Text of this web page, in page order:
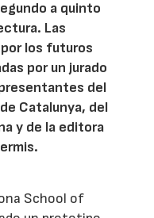
a quinto
Las
los futuros
por un jurado
del
Catalunya, del
y de la editora
School of